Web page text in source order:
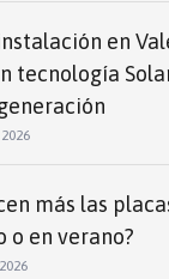
en
tecnología
más las
o en verano?